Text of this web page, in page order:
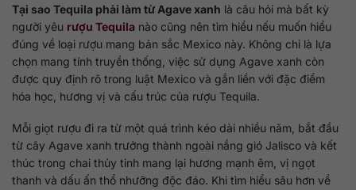
Tại sao Tequila phải làm từ Agave xanh là câu hỏi mà bất kỳ
người yêu rượu Tequila nào cũng nên tìm hiểu nếu muốn hiểu
đúng về loại rượu mang bản sắc Mexico này. Không chỉ là lựa
chọn mang tính truyền thống, việc sử dụng Agave xanh còn
được quy định rõ trong luật Mexico và gắn liền với đặc điểm
hóa học, hương vị và cấu trúc của rượu Tequila.
Mỗi giọt rượu đi ra từ một quá trình kéo dài nhiều năm, bắt đầu
từ cây Agave xanh trưởng thành ngoài nắng gió Jalisco và kết
thúc trong chai thủy tinh mang lại hương mạnh êm, vị ngọt
thanh và dấu ấn thổ nhưỡng độc đáo. Khi tìm hiểu sâu hơn về